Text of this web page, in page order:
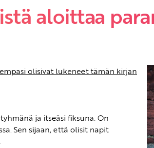
aloittaa
olisivat lukeneet tämän kirjan
ja itseäsi fiksuna. On
Sen sijaan, että olisit napit
.